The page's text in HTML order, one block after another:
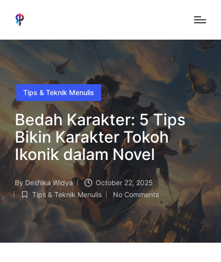
Posted
in
Tips & Teknik Menulis
Bedah Karakter: 5 Tips
Bikin Karakter Tokoh
Ikonik dalam Novel
Posted
by
By Deshika Widya October 22, 2025
Posted
Tips & Teknik Menulis No Comments